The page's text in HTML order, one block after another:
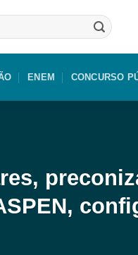
ENEM CONCURSO